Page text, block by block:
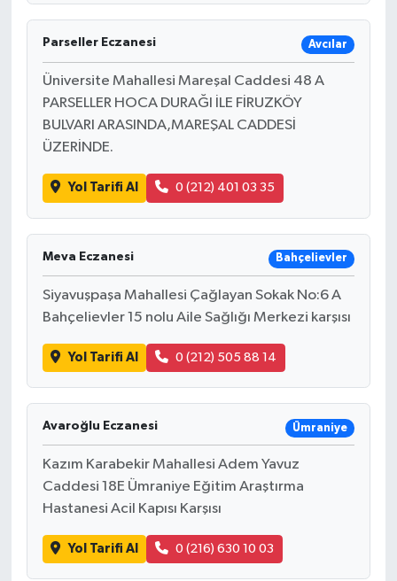
Parseller Eczanesi Avcılar
Üniversite Mahallesi Mareşal Caddesi 48 A
PARSELLER HOCA DURAĞI İLE FİRUZKÖY
BULVARI ARASINDA,MAREŞAL CADDESİ
ÜZERİNDE.
Yol Tarifi Al 0 (212) 401 03 35
Meva Eczanesi Bahçelievler
Siyavuşpaşa Mahallesi Çağlayan Sokak No:6 A
Bahçelievler 15 nolu Aile Sağlığı Merkezi karşısı
Yol Tarifi Al 0 (212) 505 88 14
Avaroğlu Eczanesi Ümraniye
Kazım Karabekir Mahallesi Adem Yavuz
Caddesi 18E Ümraniye Eğitim Araştırma
Hastanesi Acil Kapısı Karşısı
Yol Tarifi Al 0 (216) 630 10 03